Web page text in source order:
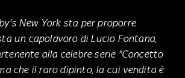
New York sta per proporre
un capolavoro di Lucio Fontana,
alla celebre serie "Concetto
che il raro dipinto, la cui vendita è